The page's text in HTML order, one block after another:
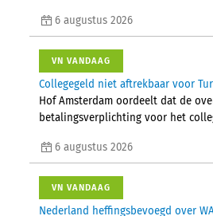
6 augustus 2026
VN VANDAAG
Collegegeld niet aftrekbaar voor
Hof Amsterdam oordeelt dat de
betalingsverplichting voor het
6 augustus 2026
VN VANDAAG
Nederland heffingsbevoegd over